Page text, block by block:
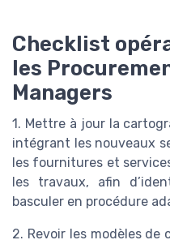
Checklist
les
Managers
1. Mettre à jour la
intégrant les nouveaux
les fournitures et
les travaux, afin
basculer en procédure
2. Revoir les modèles de